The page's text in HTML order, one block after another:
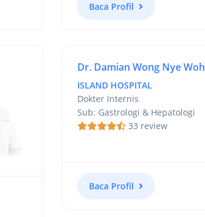
Baca Profil
Dr. Damian Wong Nye Woh
ISLAND HOSPITAL
Dokter Internis
Sub: Gastrologi & Hepatologi
33 review
Baca Profil